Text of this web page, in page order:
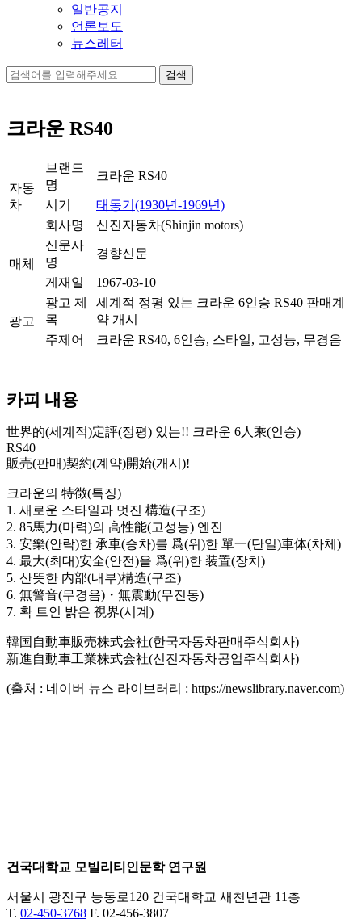
일반공지
언론보도
뉴스레터
검
크라운 RS40
자동
차
브랜드
명
크라운 RS40
시기
태동기(1930년-1969년)
회사명
신진자동차(Shinjin motors)
매체
신문사
명
경향신문
게재일 1967-03-10
광고
광고 제
목
세계적 정평 있는 크라운 6인승 RS40 판매계
약 개시
주제어
크라운 RS40, 6인승, 스타일, 고성능, 무경음
카피 내용
世界的(세계적)定評(정평) 있는!! 크라운 6人乘(인승)
RS40
販売(판매)契約(계약)開始(개시)!
크라운의 特徴(특징)
1. 새로운 스타일과 멋진 構造(구조)
2. 85馬力(마력)의 高性能(고성능) 엔진
3. 安樂(안락)한 承車(승차)를 爲(위)한 單一(단일)車体(차체)
4. 最大(최대)安全(안전)을 爲(위)한 装置(장치)
5. 산뜻한 内部(내부)構造(구조)
6. 無警音(무경음)・無震動(무진동)
7. 확 트인 밝은 視界(시계)
韓国自動車販売株式会社(한국자동차판매주식회사)
新進自動車工業株式会社(신진자동차공업주식회사)
(출처 : 네이버 뉴스 라이브러리 : https://newslibrary.naver.com)
건국대학교 모빌리티인문학 연구원
서울시 광진구 능동로120 건국대학교 새천년관 11층
T. 02-450-3768 F. 02-456-3807